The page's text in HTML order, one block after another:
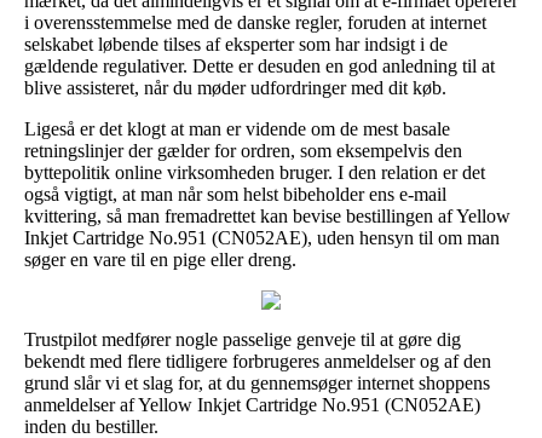
i overensstemmelse med de danske regler, foruden at internet
selskabet løbende tilses af eksperter som har indsigt i de
gældende regulativer. Dette er desuden en god anledning til at
blive assisteret, når du møder udfordringer med dit køb.
Ligeså er det klogt at man er vidende om de mest basale
retningslinjer der gælder for ordren, som eksempelvis den
byttepolitik online virksomheden bruger. I den relation er det
også vigtigt, at man når som helst bibeholder ens e-mail
kvittering, så man fremadrettet kan bevise bestillingen af Yellow
Inkjet Cartridge No.951 (CN052AE), uden hensyn til om man
søger en vare til en pige eller dreng.
Trustpilot medfører nogle passelige genveje til at gøre dig
bekendt med flere tidligere forbrugeres anmeldelser og af den
grund slår vi et slag for, at du gennemsøger internet shoppens
anmeldelser af Yellow Inkjet Cartridge No.951 (CN052AE)
inden du bestiller.